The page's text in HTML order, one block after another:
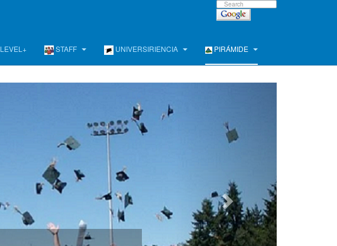
LEVEL+ STAFF UNIVERSIRIENCIA PIRÁMIDE